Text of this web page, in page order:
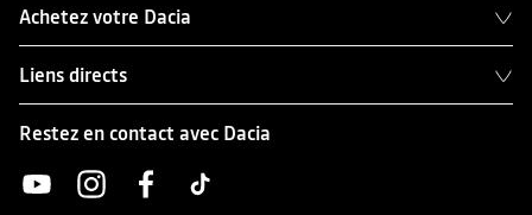
Achetez votre Dacia
Liens directs
Restez en contact avec Dacia